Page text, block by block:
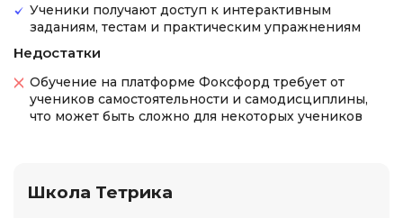
Ученики получают доступ к интерактивным
заданиям, тестам и практическим упражнениям
Недостатки
Обучение на платформе Фоксфорд требует от
учеников самостоятельности и самодисциплины,
что может быть сложно для некоторых учеников
Школа Тетрика